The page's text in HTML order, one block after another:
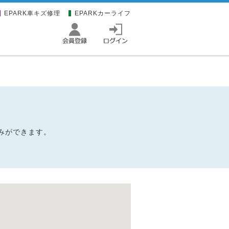
EPARK車キズ修理 EPARKカーライフ
できます。